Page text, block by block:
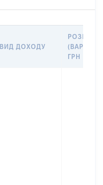
ВИД ДОХОДУ
РОЗМІР
ГРН